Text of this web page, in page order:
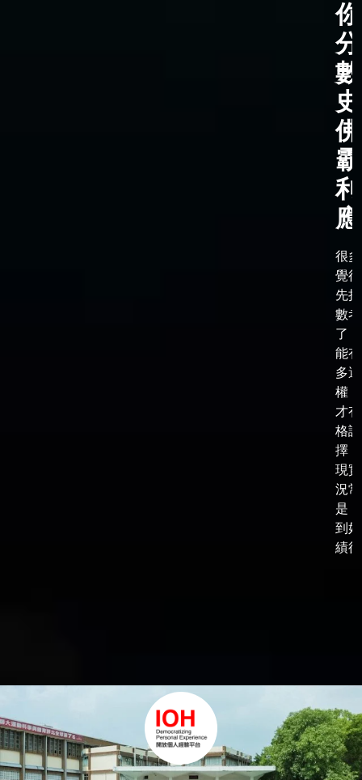
分
應
很
覺
先
數
了
能
多
權
才
格
擇
現
況常
是
到
績